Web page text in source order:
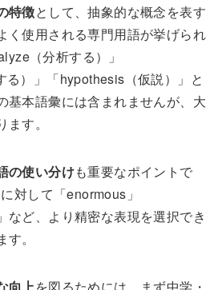
特徴として、抽象的な概念を表す
く使用される専門用語が挙げられ
（分析する）」
る）」「hypothesis（仮説）」と
基本語彙には含まれませんが、大
す。
の使い分けも重要なポイントで
対して「enormous」
など、より精密な表現を選択でき
。